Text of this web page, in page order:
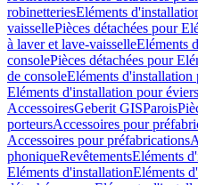
robinetteriesEléments
vaissellePièces détachées pour
à laver et lave-vaisselleEléments
consolePièces détachées pour
de consoleEléments d'installation
Eléments d'installation pour éviers
AccessoiresGeberit GISParois
porteursAccessoires pour
Accessoires pour préfabrications
phoniqueRevêtementsEléments
Eléments d'installationEléments